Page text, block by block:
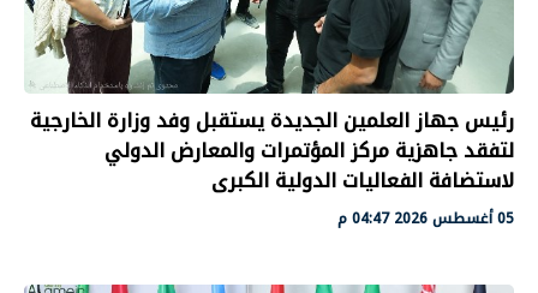
رئيس جهاز العلمين الجديدة يستقبل وفد وزارة الخارجية
لتفقد جاهزية مركز المؤتمرات والمعارض الدولي
لاستضافة الفعاليات الدولية الكبرى
05 أغسطس 2026 04:47 م